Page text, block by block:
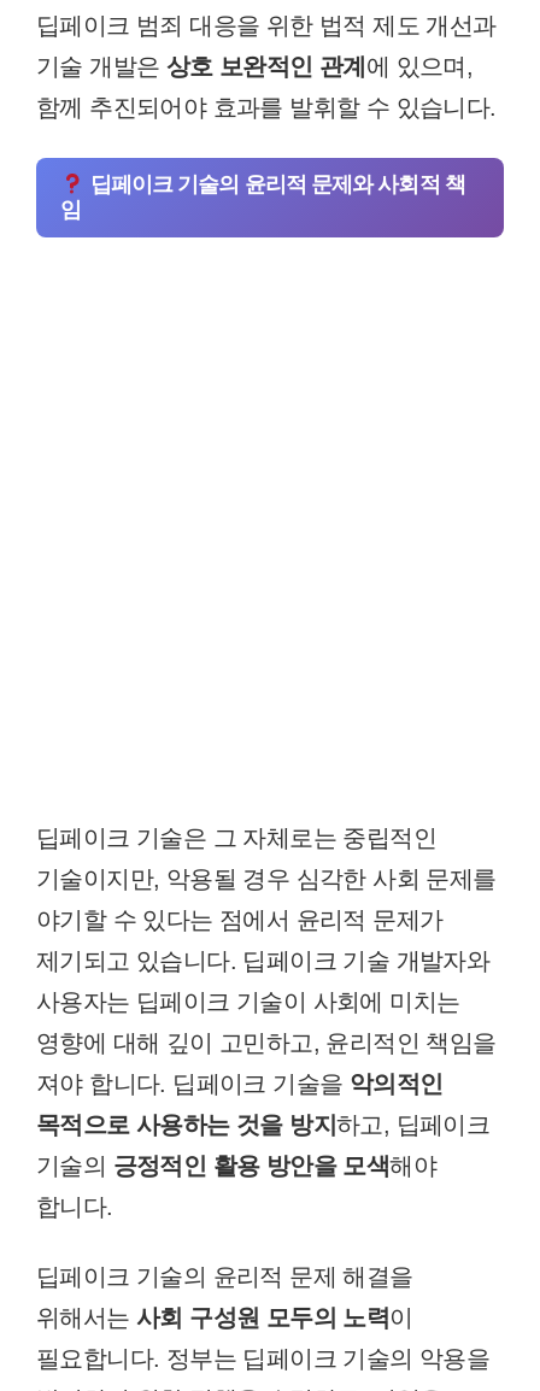
딥페이크 범죄 대응을 위한 법적 제도 개선과
기술 개발은 상호 보완적인 관계 에 있으며,
함께 추진되어야 효과를 발휘할 수 있습니다.
딥페이크 기술의 윤리적 문제와 사회적 책
임
딥페이크 기술은 그 자체로는 중립적인
기술이지만, 악용될 경우 심각한 사회 문제를
야기할 수 있다는 점에서 윤리적 문제가
제기되고 있습니다. 딥페이크 기술 개발자와
사용자는 딥페이크 기술이 사회에 미치는
영향에 대해 깊이 고민하고, 윤리적인 책임을
져야 합니다. 딥페이크 기술을 악의적인
목적으로 사용하는 것을 방지 하고, 딥페이크
기술의 긍정적인 활용 방안을 모색해야
합니다.
딥페이크 기술의 윤리적 문제 해결을
위해서는 사회 구성원 모두의 노력이
필요합니다. 정부는 딥페이크 기술의 악용을